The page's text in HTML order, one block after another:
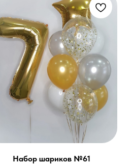
Набор шариков №61